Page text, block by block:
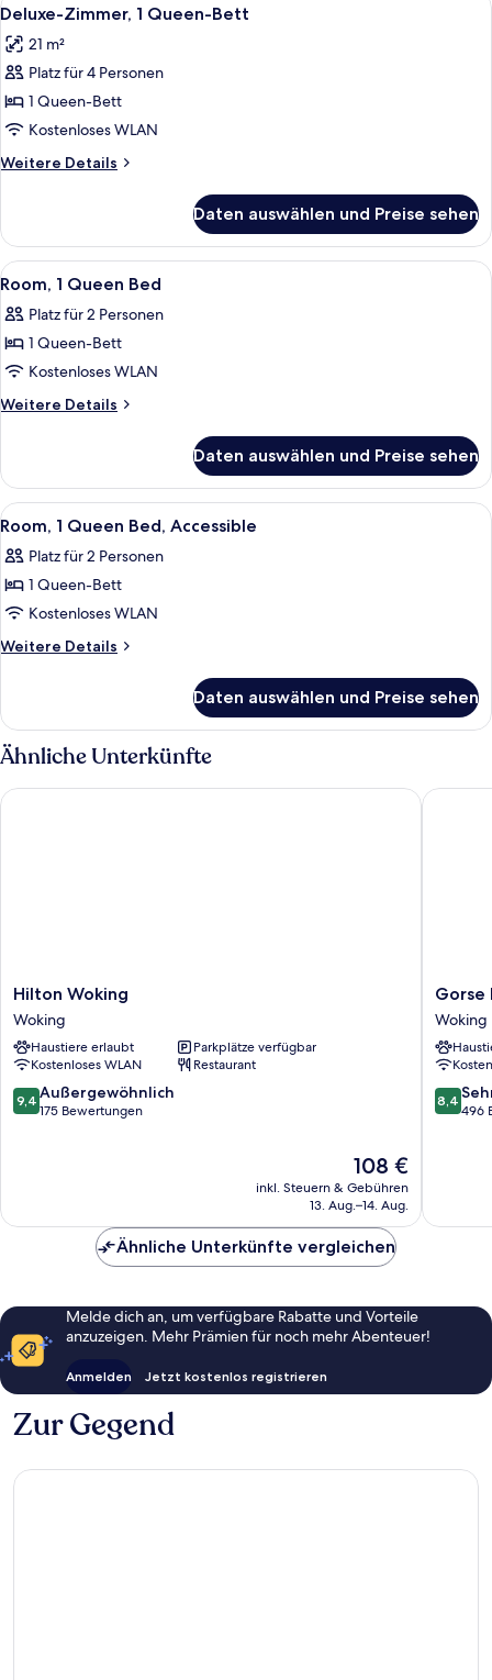
Bett
Fotos
für
Deluxe-
Zimmer,
1
Queen-
Bett
3
Deluxe-Zimmer, 1 Queen-Bett
21 m²
Platz für 4 Personen
1 Queen-Bett
Kostenloses WLAN
Weitere Details
Weitere
Zimmer,
Queen-
Daten auswählen und Preise sehen
Alle
Fotos
für
Room,
1
Queen
Ein Hotelzimmer mit einem Bett,
2
Room, 1 Queen Bed
Platz für 2 Personen
1 Queen-Bett
Kostenloses WLAN
Weitere Details
Weitere
1
Queen
Bed
Daten auswählen und Preise sehen
Alle
Fotos
für
Room,
1
Queen
anzeigen
Ein Hotelzimmer mit Bett,
4
Room, 1 Queen Bed, Accessible
Platz für 2 Personen
1 Queen-Bett
Kostenloses WLAN
Weitere Details
Weitere
1
Queen
Bed,
Accessible
Daten auswählen und Preise sehen
Ähnliche Unterkünfte
Hilton
Woking
Woking
Hilton Woking
Woking
Haustiere erlaubt
Parkplätze verfügbar
Kostenloses WLAN
Restaurant
9.4
von
9,4 Außergewöhnlich
175 Bewertungen
Der
Preis
beträgt
108 €
inkl. Steuern & Gebühren
13. Aug.–14. Aug.
Hilton Woking
Gorse
Hill
Woking
Gorse
Woking
8.4
von
8,4
496
Gorse
Ähnliche Unterkünfte vergleichen
Melde dich an, um verfügbare Rabatte und Vorteile
anzuzeigen. Mehr Prämien für noch mehr Abenteuer!
Anmelden Jetzt kostenlos registrieren
Zur Gegend